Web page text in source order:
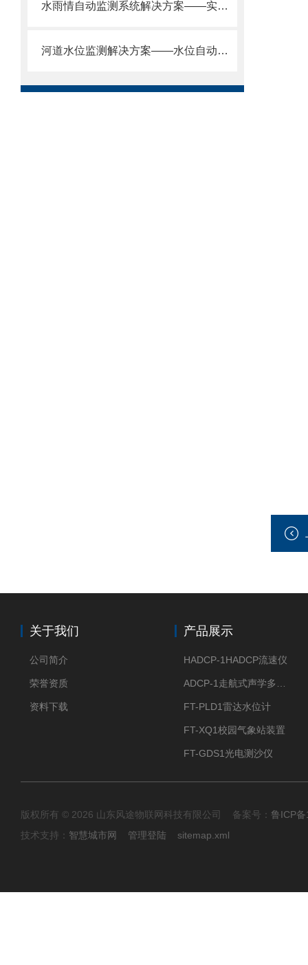
水雨情自动监测系统解决方案——实时监测水位雨量，自动报警防汛减灾
河道水位监测解决方案——水位自动监测系统：不受温度、湿度、气压影响。
关于我们
公司简介
荣誉资质
资料下载
产品展示
HADCP-1HADCP流速仪
FT-PLD1雷达水位计
FT-XQ1校园气象站装置
FT-GDS1光电测沙仪
版权所有 © 2026 山东风途物联网科技有限公司 备案号： 鲁ICP
技术支持： 智慧城市网 管理登陆 sitemap.xml